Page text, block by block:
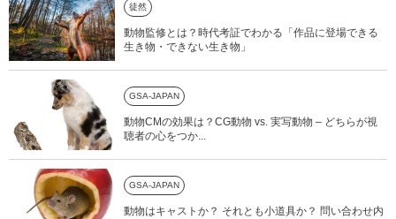
徒然
動物監修とは？時代考証でわかる「作品に登場できる
生き物・できない生き物」
GSA-JAPAN
動物CMの効果は？CG動物 vs. 実写動物 – どちらが視
聴者の心をつか...
GSA-JAPAN
動物はキャストか？ それとも小道具か？ 問い合わせ内